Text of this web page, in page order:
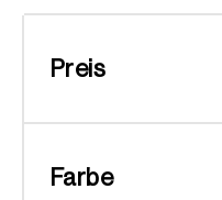
Preis
Farbe